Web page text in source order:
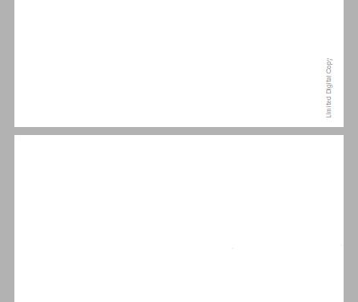
ב. גלגוליו של המושג 'ניהיליזם' ... 8